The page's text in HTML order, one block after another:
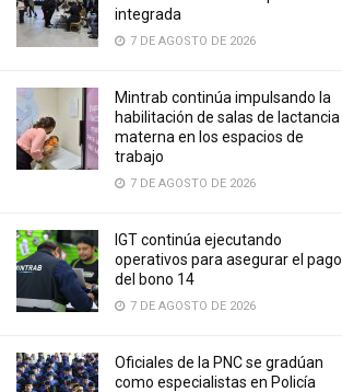
integrada
7 DE AGOSTO DE 2026
Mintrab continúa impulsando la
habilitación de salas de lactancia
materna en los espacios de
trabajo
7 DE AGOSTO DE 2026
IGT continúa ejecutando
operativos para asegurar el pago
del bono 14
7 DE AGOSTO DE 2026
Oficiales de la PNC se gradúan
como especialistas en Policía